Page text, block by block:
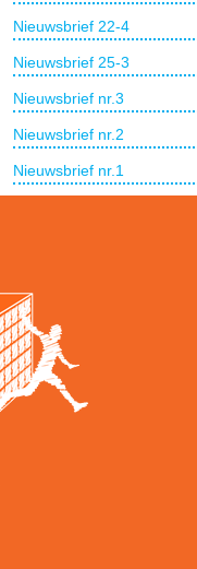
Nieuwsbrief 22-4
Nieuwsbrief 25-3
Nieuwsbrief nr.3
Nieuwsbrief nr.2
Nieuwsbrief nr.1